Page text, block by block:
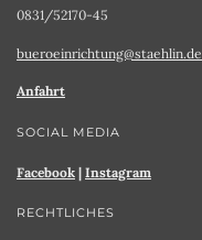
0831/52170-45
bueroeinrichtung@staehlin.de
Anfahrt
SOCIAL MEDIA
Facebook | Instagram
RECHTLICHES